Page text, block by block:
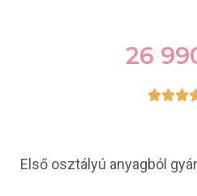
26

Első osztályú anyagból